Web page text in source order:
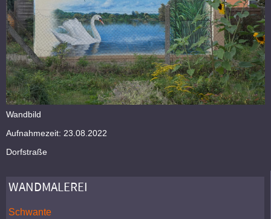
Wandbild
Aufnahmezeit: 23.08.2022
Dorfstraße
WANDMALEREI
Schwante